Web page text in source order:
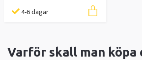
4-6 dagar
Varför skall man köpa